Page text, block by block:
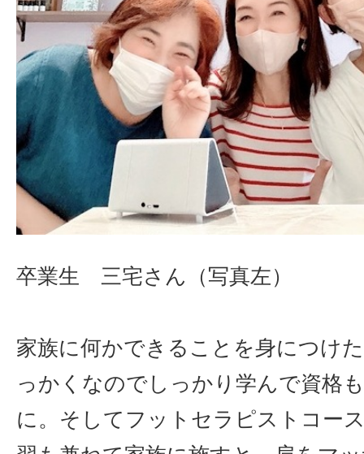
卒業生 三宅さん（写真左）
家族に何かできることを身につけ
っかくなのでしっかり学んで資格
に。そしてフットセラピストコー